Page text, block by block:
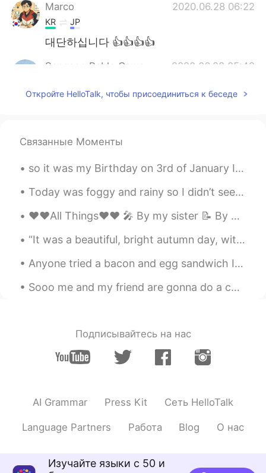
Marco 2020.06.28 06:22
KR JP
대단하십니다 👍👍👍👍
Sangsoo Pablo Саша 2020.06.28 05:42
와~~ 정말 대단하시네요. 할아버지 존경스
쉽지 않을텐데, 정말 자연스럽게 잘 쓰시네
올리 2020.06.28 05:32
EN KR
@정어리떼 속 Dolphin 감사합니다!! :)
올리 2020.06.28 05:30
@AlexHwangMe too! 본받아야 할 점들이
많은 거 같아요
@九夷Zacharザカリャ He's Japanese-
Korean but he grew up in Korea and can
speak both Korean and Japanese fluently!
KR EN
미소가 절로 지어지는 글이에요!할아버지 화
AlexHwang
Откройте HelloTalk, чтобы присоединиться к беседе
Связанные Моменты
so it was my Birthday on 3rd of January I spent it with my family and it was really great, we did...
Today was foggy and rainy so I didn’t see many raptors but there were a lot of geese and ducks on...
❤️❤️All Things❤️❤️ 🎤 By my sister 📝 By me Some say that love, love is blind but love is patie...
“It was a beautiful, bright autumn day, with air like cider and a sky so blue you could drown in ...
Anyone tried a bacon and egg sandwich In England or Cooked Breakfast. Very unhealthy but wow it t...
Sooo me and my friend are gonna do a chat group.. someone wanna join? (I can’t take over 20 peopl...
Подписывайтесь на нас
AI Grammar Press Kit Сеть HelloTalk
Language Partners Работа Blog О нас
Изучайте языки с 50 и